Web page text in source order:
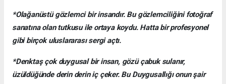
*Olağanüstü gözlemci bir insandır. Bu gözlemciliğini fotoğraf
sanatına olan tutkusu ile ortaya koydu. Hatta bir profesyonel
gibi birçok uluslararası sergi açtı.
*Denktaş çok duygusal bir insan, gözü çabuk sulanır,
üzüldüğünde derin derin iç çeker. Bu Duygusallığı onun şair